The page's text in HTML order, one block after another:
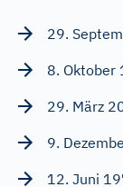
29.
8. Oktober
29. März
9.
12. Juni